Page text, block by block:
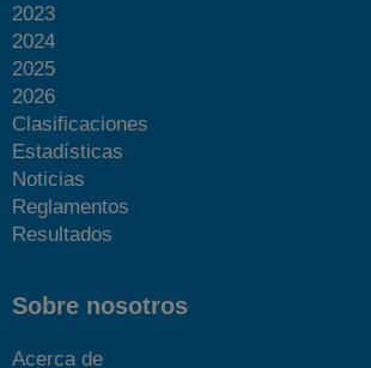
2023
2024
2025
2026
Clasificaciones
Estadísticas
Noticias
Reglamentos
Resultados
Sobre nosotros
Acerca de